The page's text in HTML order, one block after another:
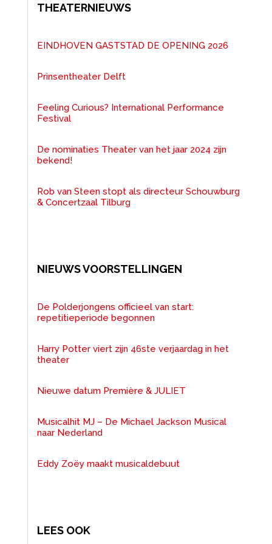
THEATERNIEUWS
EINDHOVEN GASTSTAD DE OPENING 2026
Prinsentheater Delft
Feeling Curious? International Performance
Festival
De nominaties Theater van het jaar 2024 zijn
bekend!
Rob van Steen stopt als directeur Schouwburg
& Concertzaal Tilburg
NIEUWS VOORSTELLINGEN
De Polderjongens officieel van start:
repetitieperiode begonnen
Harry Potter viert zijn 46ste verjaardag in het
theater
Nieuwe datum Première & JULIET
Musicalhit MJ – De Michael Jackson Musical
naar Nederland
Eddy Zoëy maakt musicaldebuut
LEES OOK